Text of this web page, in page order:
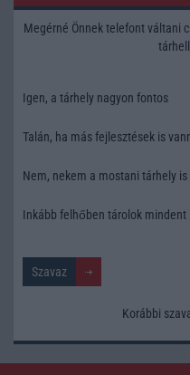
Megérné Önnek telefont váltani
Igen, a tárhely nagyon fontos
Talán, ha más fejlesztések is
Nem, nekem a mostani tárhely is
Inkább felhőben tárolok mindent
Korábbi